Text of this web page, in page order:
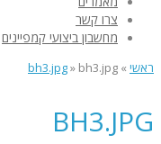
צרו קשר
מחשבון ביצועי קמפיינים
ראשי »
bh3.jpg» bh3.jpg
BH3.JPG